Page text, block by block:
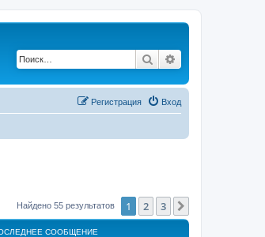
Поиск
Вход
Регистрация
Найдено 55 результатов 1 2 3
СООБЩЕНИЕ